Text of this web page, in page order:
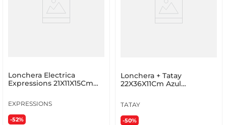
Lonchera Electrica
Expressions 21X11X15Cm
EXPRESSIONS
-52%
Lonchera + Tatay
22X36X11Cm Azul
TATAY
-50%